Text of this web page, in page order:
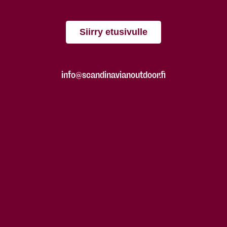
Siirry etusivulle
info@scandinavianoutdoor.fi